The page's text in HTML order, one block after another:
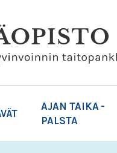
AJAN TAIKA -
PALSTA